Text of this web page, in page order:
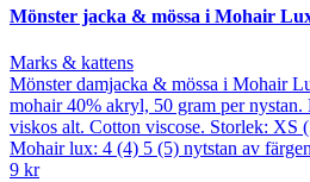
Mönster jacka & mössa i Mohair
Marks & kattens
Mönster damjacka & mössa i Mohair
mohair 40% akryl, 50 gram per
viskos alt. Cotton viscose. Storlek: XS
Mohair lux: 4 (4) 5 (5) nytstan av
9 kr